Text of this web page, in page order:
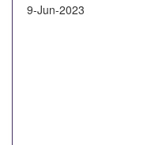
9-Jun-2023